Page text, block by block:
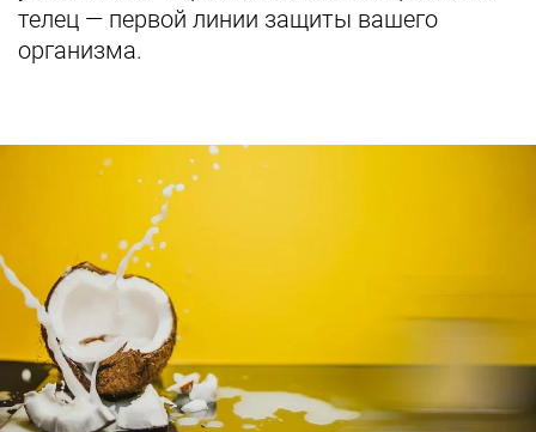
телец — первой линии защиты вашего
организма.